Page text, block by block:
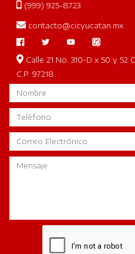
(999) 925-8723
contacto@cicyucatan.mx
Calle 21 No. 310-D x 50 y 52
C.P. 97218